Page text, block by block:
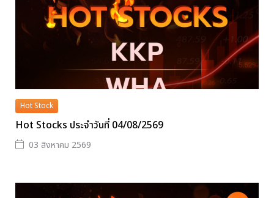
Hot Stock
Hot Stocks ประจำวันที่ 04/08/2569
03 สิงหาคม 2569